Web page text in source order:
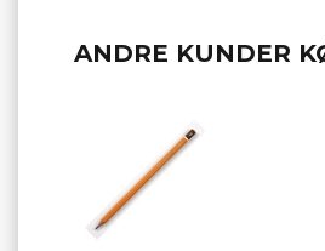
ANDRE KUNDER